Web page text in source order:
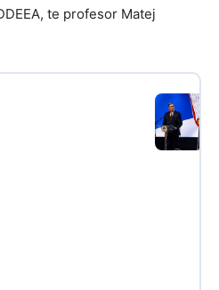
te profesor Matej